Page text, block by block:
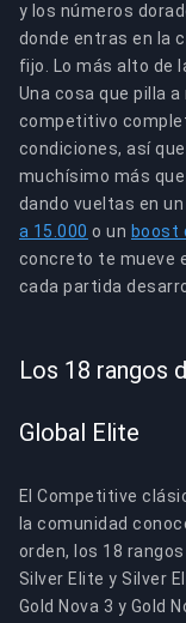
y los números
donde entras en la
fijo. Lo más alto de
Una cosa que pilla
competitivo
condiciones, así
muchísimo más
dando vueltas en
a 15.000 o un boost
concreto te mueve
cada partida
Los 18 rangos
Global Elite
El Competitive
la comunidad
orden, los 18 rangos
Silver Elite y Silver
Gold Nova 3 y Gold